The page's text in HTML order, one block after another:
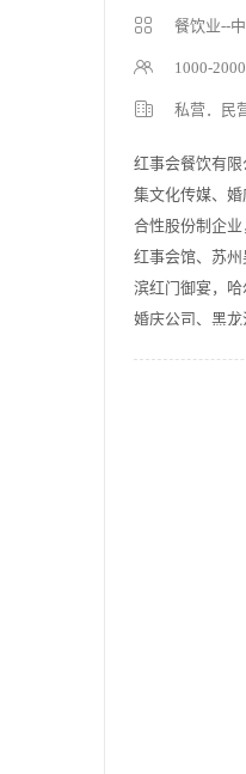
餐饮业--
1000-
私营．民
红事会餐饮有
集文化传媒、
合性股份制企
红事会馆、苏
滨红门御宴，
婚庆公司、黑